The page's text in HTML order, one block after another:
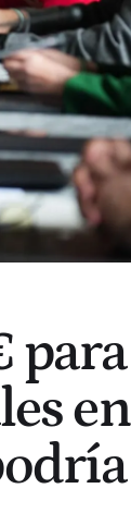
para
en